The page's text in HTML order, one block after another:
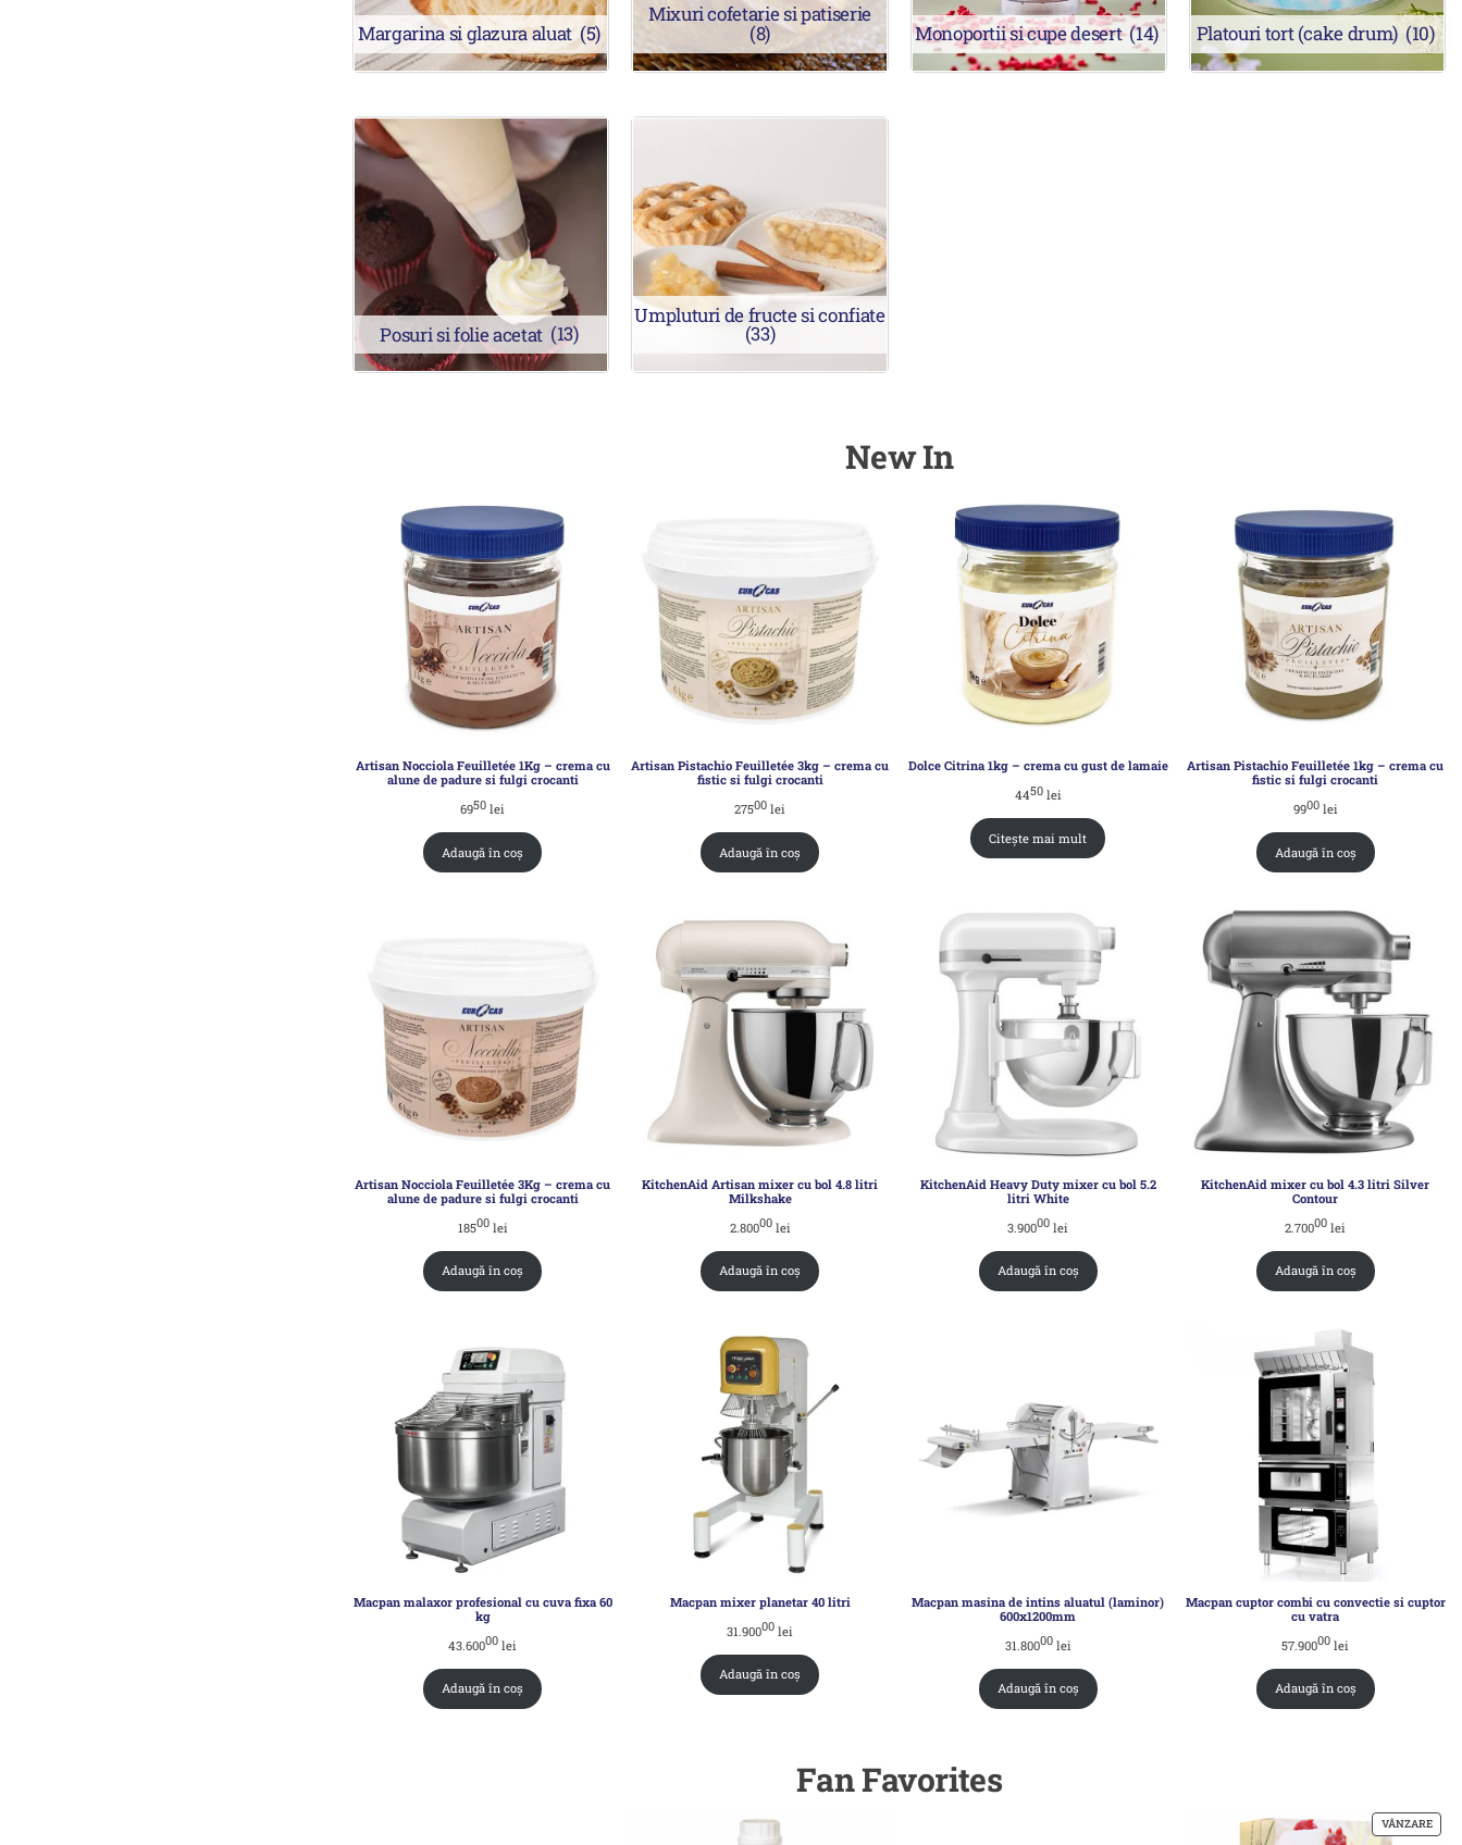
Margarina si glazura aluat (5)
Mixuri cofetarie si patiserie
(8) Monoportii si cupe desert(14) Platouri tort (cake drum) (10)
Posuri si folie acetat (13)
Umpluturi de fructe si confiate
(33)
New In
Artisan Nocciola Feuilletée 1Kg – crema cu
alune de padure si fulgi crocanti
6950lei
Adaugă în coș
Artisan Pistachio Feuilletée 3kg – crema cu
fistic si fulgi crocanti
27500lei
Adaugă în coș
Dolce Citrina 1kg – crema cu gust de lamaie
4450 lei
Citește mai mult
Artisan Pistachio Feuilletée 1kg – crema cu
fistic si fulgi crocanti
9900 lei
Adaugă în coș
Artisan Nocciola Feuilletée 3Kg – crema cu
alune de padure si fulgi crocanti
18500 lei
Adaugă în coș
KitchenAid Artisan mixer cu bol 4.8 litri
Milkshake
2.80000 lei
Adaugă în coș
KitchenAid Heavy Duty mixer cu bol 5.2
litri White
3.90000lei
Adaugă în coș
KitchenAid mixer cu bol 4.3 litri Silver
Contour
2.70000lei
Adaugă în coș
Macpan malaxor profesional cu cuva fixa 60
kg
43.60000lei
Adaugă în coș
Macpan mixer planetar 40 litri
31.90000lei
Adaugă în coș
Macpan masina de intins aluatul (laminor)
600x1200mm
31.80000 lei
Adaugă în coș
Macpan cuptor combi cu convectie si cuptor
cu vatra
57.90000lei
Adaugă în coș
Fan Favorites
VÂNZARE